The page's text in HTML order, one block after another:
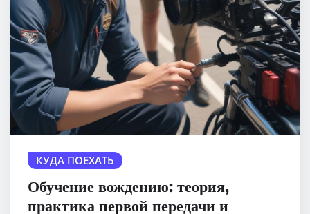
КУДА ПОЕХАТЬ
Обучение вождению: теория,
практика первой передачи и